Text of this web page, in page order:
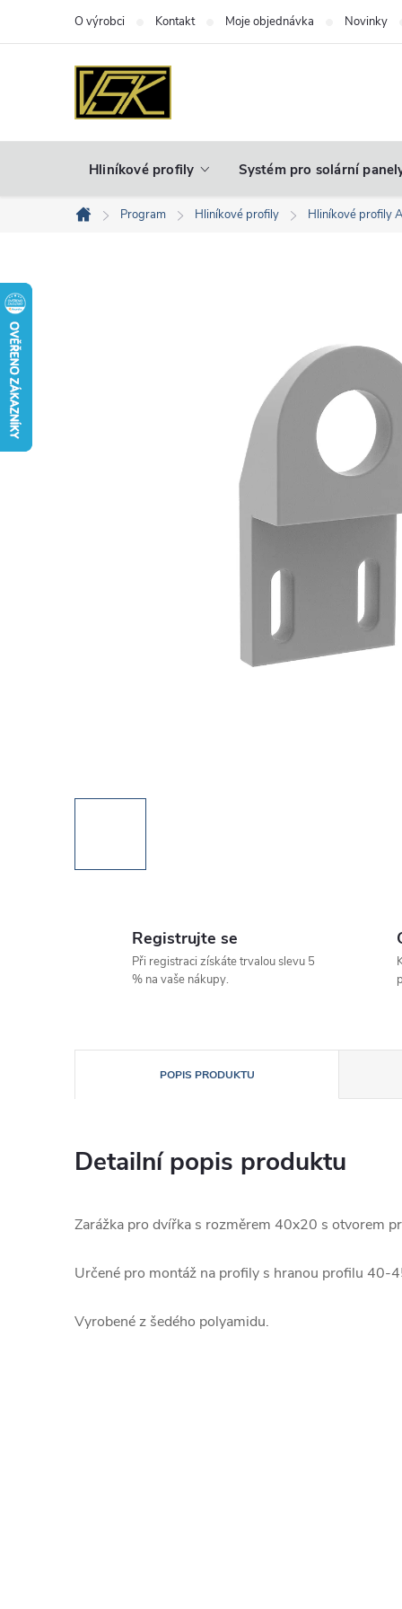
O výrobci Kontakt Moje objednávka Novinky
Hliníkové profily Systém pro solární
Domů
Program Hliníkové profily Hliníkové profily
Registrujte se
Při registraci získáte trvalou slevu 5
% na vaše nákupy.
POPIS PRODUKTU
Detailní popis produktu
Zarážka pro dvířka s rozměrem 40x20 s otvorem
Určené pro montáž na profily s hranou profilu 40-
Vyrobené z šedého polyamidu.